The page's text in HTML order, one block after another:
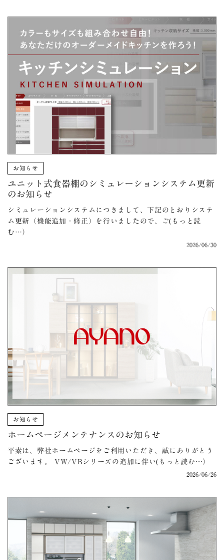
お知らせ
ユニット式食器棚のシミュレーションシステム更新
のお知らせ
シミュレーションシステムにつきまして、下記のとおりシステ
ム更新（機能追加・修正）を行いましたので、ご(もっと読
む…）
2026/06/30
お知らせ
ホームページメンテナンスのお知らせ
平素は、弊社ホームページをご利用いただき、誠にありがとう
ございます。 VW/VBシリーズの追加に伴い(もっと読む…）
2026/06/26